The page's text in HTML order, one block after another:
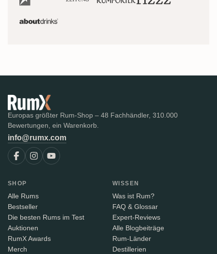
Europas größter Rum-Shop – 48 Fachhändler, 310.000
Bewertungen, ein Warenkorb.
info@rumx.com
SHOP
Alle Rums
Bestseller
Die besten Rums im Test
Auktionen
RumX Awards
Merch
WISSEN
Was ist Rum?
FAQ & Glossar
Expert-Reviews
Alle Blogbeiträge
Rum-Länder
Destillerien